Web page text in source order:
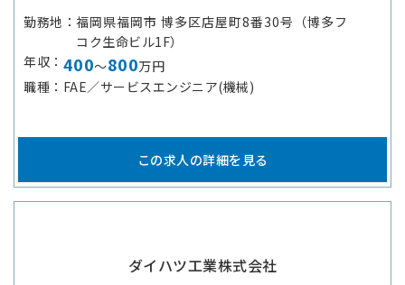
勤務地
福岡県福岡市 博多区店屋町8番30号（博多フ
コク生命ビル1F）
年収
400～800万円
職種
FAE／サービスエンジニア(機械)
この求人の詳細を見る
ダイハツ工業株式会社